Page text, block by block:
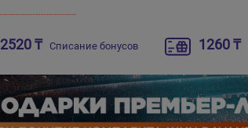
2520 ₸ Списание бонусов 1260 ₸